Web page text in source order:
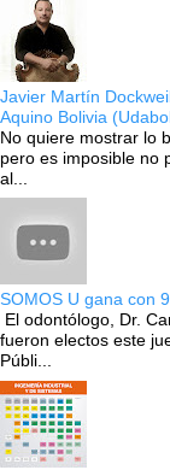
Javier Martín
Aquino Bolivia
No quiere mostrar lo
pero es imposible no
al...
SOMOS U gana con
El odontólogo, Dr.
fueron electos este
Públi...